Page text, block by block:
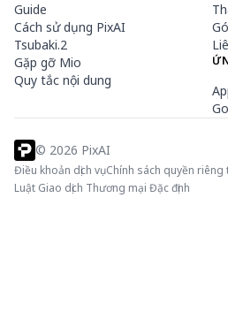
Guide
Cách sử dụng PixAI
Tsubaki.2
Gặp gỡ Mio
Quy tắc nội dung
© 2026 PixAI
Điều khoản dịch vụChính sách quyền riêng
Luật Giao dịch Thương mại Đặc định